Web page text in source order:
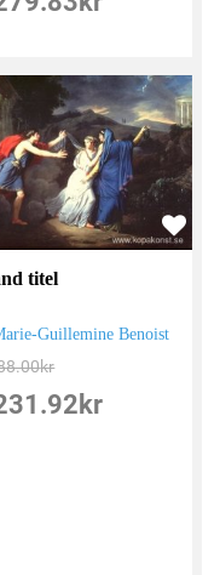
titel
Guillemine Benoist
kr
kr